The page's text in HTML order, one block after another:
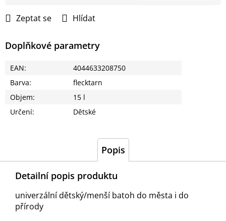
Zeptat se Hlídat
Doplňkové parametry
EAN:
4044633208750
Barva:
flecktarn
Objem:
15 l
Určení: Dětské
cena:
Popis
Detailní popis produktu
univerzální dětský/menší batoh do města i do
přírody